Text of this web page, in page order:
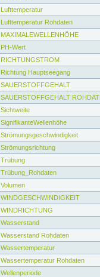
Lufttemperatur
Lufttemperatur Rohdaten
MAXIMALEWELLENHÖHE
PH-Wert
RICHTUNGSTROM
Richtung Hauptseegang
SAUERSTOFFGEHALT
SAUERSTOFFGEHALT
Sichtweite
SignifikanteWellenhöhe
Strömungsgeschwindigkeit
Strömungsrichtung
Trübung
Trübung_Rohdaten
Volumen
WINDGESCHWINDIGKEIT
WINDRICHTUNG
Wasserstand
Wasserstand Rohdaten
Wassertemperatur
Wassertemperatur Rohdaten
Wellenperiode